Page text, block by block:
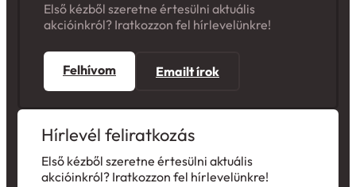
Első kézből szeretne értesülni aktuális
akcióinkról? Iratkozzon fel hírlevelünkre!
Felhívom Emailt írok
Hírlevél feliratkozás
Első kézből szeretne értesülni aktuális
akcióinkról? Iratkozzon fel hírlevelünkre!